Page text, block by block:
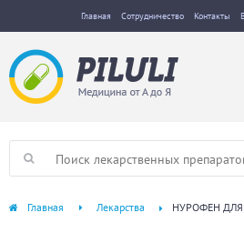
Главная Сотрудничество Контакты
Главная Лекарства НУРОФЕН